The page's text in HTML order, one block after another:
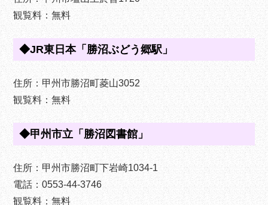
観覧料：無料
◆JR東日本「勝沼ぶどう郷駅」
住所：甲州市勝沼町菱山3052
観覧料：無料
◆甲州市立「勝沼図書館」
住所：甲州市勝沼町下岩崎1034-1
電話：0553-44-3746
観覧料：無料